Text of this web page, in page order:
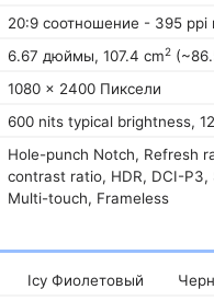
20:9 соотношение - 395 ppi
6.67 дюймы, 107.4 cm2
1080 x 2400 Пиксели
600 nits typical brightness,
Hole-punch Notch, Refresh
contrast ratio, HDR, DCI-
Multi-touch, Frameless
Icy Фиолетовый